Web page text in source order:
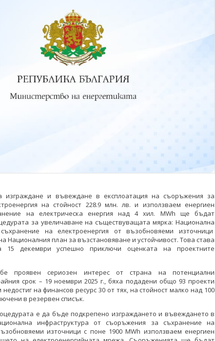
изграждане и въвеждане в експлоатация на съоръжения за
на стойност 228.9 млн. лв. и използваем енергиен
на електрическа енергия над 4 хил. MWh ще бъдат
за увеличаване на съществуващата мярка: Национална
на електроенергия от възобновяеми източници
Националния план за възстановяване и устойчивост. Това става
15 декември успешно приключи оценката на проектните
проявен сериозен интерес от страна на потенциални
срок – 19 ноември 2025 г., бяха подадени общо 93 проекти
на финансов ресурс 30 от тях, на стойност малко над 100
в резервен списък.
е да бъде подкрепено изграждането и въвеждането в
инфраструктура от съоръжения за съхранение на
източници с поне 1900 MWh използваем енергиен